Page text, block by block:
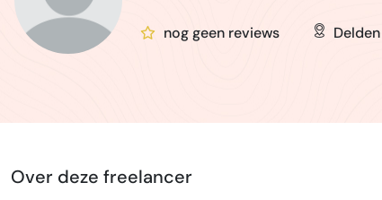
nog geen reviews Delden
Over deze freelancer